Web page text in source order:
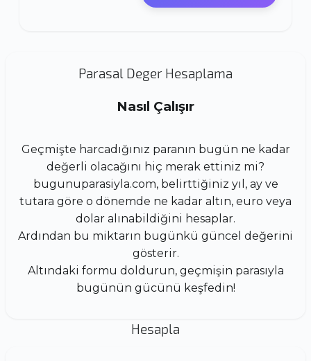
Parasal Deger Hesaplama
Nasıl Çalışır
Geçmişte harcadığınız paranın bugün ne kadar
değerli olacağını hiç merak ettiniz mi?
bugunuparasiyla.com, belirttiğiniz yıl, ay ve
tutara göre o dönemde ne kadar altın, euro veya
dolar alınabildiğini hesaplar.
Ardından bu miktarın bugünkü güncel değerini
gösterir.
Altındaki formu doldurun, geçmişin parasıyla
bugünün gücünü keşfedin!
Hesapla